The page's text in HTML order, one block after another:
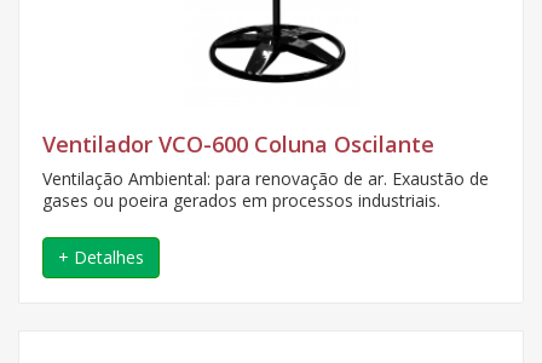
Ventilador VCO-600 Coluna Oscilante
Ventilação Ambiental: para renovação de ar. Exaustão de
gases ou poeira gerados em processos industriais.
+ Detalhes